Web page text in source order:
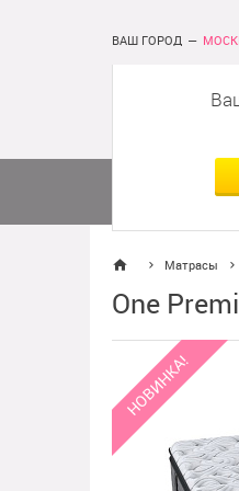
ВАШ ГОРОД —
Матрасы
One
НОВИНКА!